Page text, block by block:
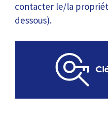
contacter le/la
dessous).